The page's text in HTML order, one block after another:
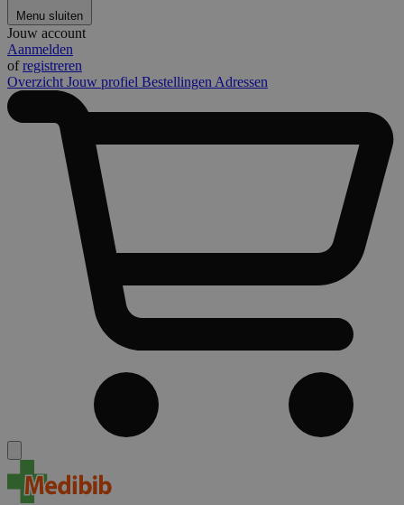
Menu sluiten
Jouw account
Aanmelden
ofregistreren
Overzicht Jouw profiel Bestellingen Adressen